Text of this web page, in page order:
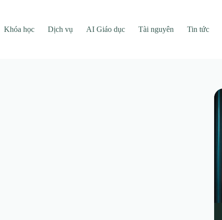
Khóa học Dịch vụ AI Giáo dục Tài nguyên Tin tức